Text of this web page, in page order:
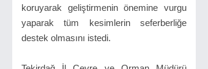
koruyarak geliştirmenin önemine vurgu
yaparak tüm kesimlerin seferberliğe
destek olmasını istedi.